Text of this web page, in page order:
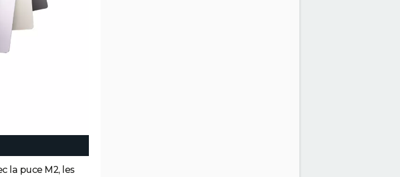
la puce M2, les